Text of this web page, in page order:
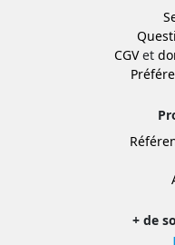
CGVet
+ de